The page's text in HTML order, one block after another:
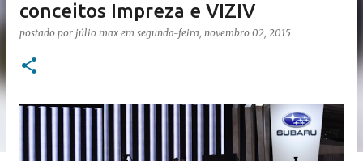
conceitos Impreza e VIZIV
postado por júlio max em segunda-feira, novembro 02, 2015